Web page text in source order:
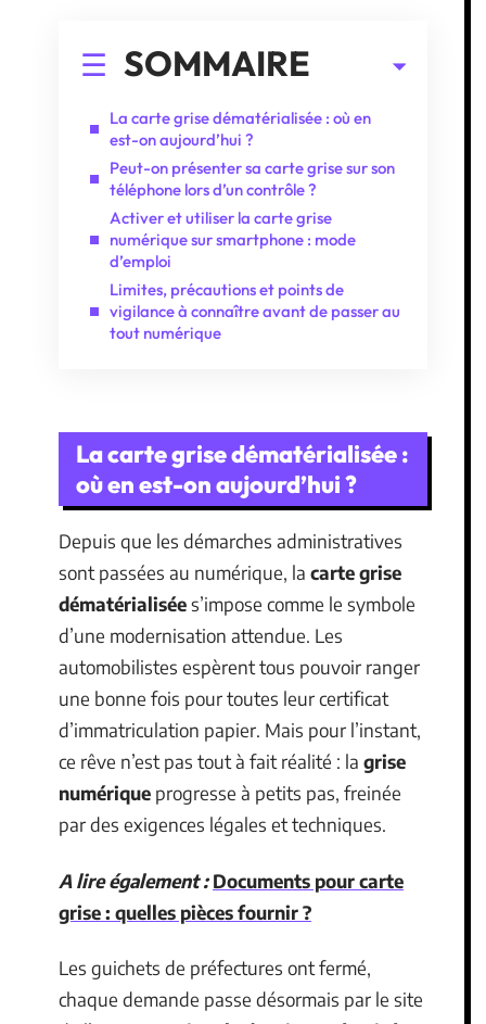
SOMMAIRE
La carte grise dématérialisée : où en
est-on aujourd’hui ?
Peut-on présenter sa carte grise sur son
téléphone lors d’un contrôle ?
Activer et utiliser la carte grise
numérique sur smartphone : mode
d’emploi
Limites, précautions et points de
vigilance à connaître avant de passer au
tout numérique
La carte grise dématérialisée :
où en est-on aujourd’hui ?
Depuis que les démarches administratives
sont passées au numérique, la carte grise
dématérialisées’impose comme le symbole
d’une modernisation attendue. Les
automobilistes espèrent tous pouvoir ranger
une bonne fois pour toutes leur certificat
d’immatriculation papier. Mais pour l’instant,
ce rêve n’est pas tout à fait réalité : la grise
numérique progresse à petits pas, freinée
par des exigences légales et techniques.
A lire également : Documents pour carte
grise : quelles pièces fournir ?
Les guichets de préfectures ont fermé,
chaque demande passe désormais par le site